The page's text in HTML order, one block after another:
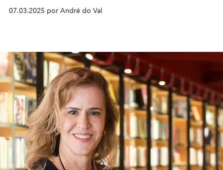
os lançamentos e as tendências de moda, mas também
o giro incessante dos diretores criativos de cada marca
07.03.2025 por André do Val